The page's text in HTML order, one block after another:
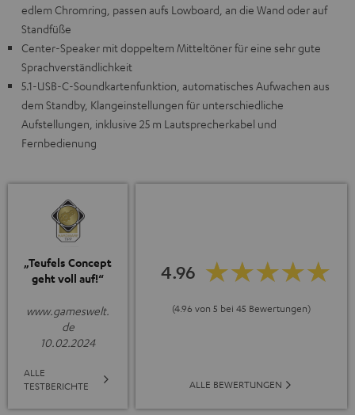
edlem Chromring, passen aufs Lowboard, an die Wand oder auf
Standfüße
Center-Speaker mit doppeltem Mitteltöner für eine sehr gute
Sprachverständlichkeit
5.1-USB-C-Soundkartenfunktion, automatisches Aufwachen aus
dem Standby, Klangeinstellungen für unterschiedliche
Aufstellungen, inklusive 25 m Lautsprecherkabel und
Fernbedienung
„Teufels Concept
geht voll auf!“
www.gameswelt.
de
10.02.2024
ALLE
TESTBERICHTE
4.96
(4.96 von 5 bei 45 Bewertungen)
ALLE BEWERTUNGEN